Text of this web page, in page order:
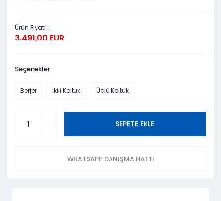
Ürün Fiyatı :
3.491,00 EUR
Seçenekler
Berjer İkili Koltuk Üçlü Koltuk
SEPETE EKLE
WHATSAPP DANIŞMA HATTI